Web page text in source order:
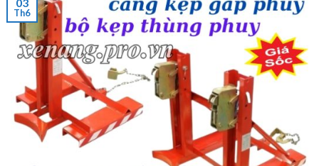
Th6